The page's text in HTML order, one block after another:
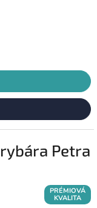
Petra
PRÉMIOVÁ
KVALITA